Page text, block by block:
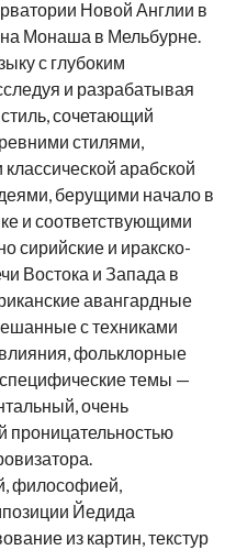
Новой Англии в
Монаша в Мельбурне.
с глубоким
и разрабатывая
сочетающий
стилями,
арабской
берущими начало в
и соответствующими
сирийские и иракско-
Востока и Запада в
авангардные
с техниками
фольклорные
темы —
очень
проницательностью
философией,
Йедида
из картин, текстур